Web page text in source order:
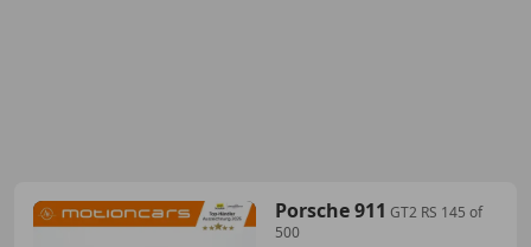
Porsche 911 GT2 RS 145 of
500